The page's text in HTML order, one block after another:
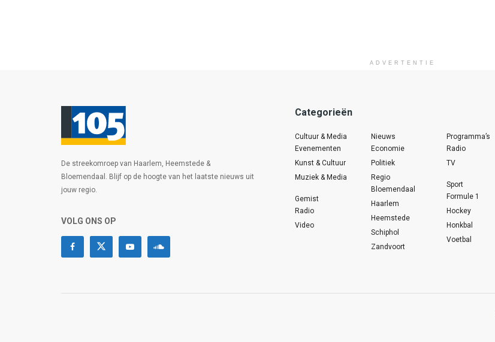
ADVERTENTIE
De streekomroep van Haarlem, Heemstede &
Bloemendaal. Blijf op de hoogte van het laatste nieuws uit
jouw regio.
VOLG ONS OP
Categorieën
Cultuur & Media
Evenementen
Kunst & Cultuur
Muziek & Media
Gemist
Radio
Video
Nieuws
Economie
Politiek
Regio
Bloemendaal
Haarlem
Heemstede
Schiphol
Zandvoort
Programma’s
Radio
TV
Sport
Formule 1
Hockey
Honkbal
Voetbal